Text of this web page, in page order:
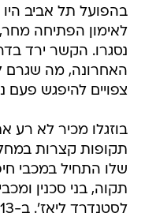
בהפועל תל אביב היו
לאימון הפתיחה
נסגרו. הקשר ירד
האחרונה, מה שגרם
צפויים להיפגש פעם
בוזגלו מכיר לא רע
תקופות קצרות
שלו התחיל במכבי
תקוה, בני סכנין